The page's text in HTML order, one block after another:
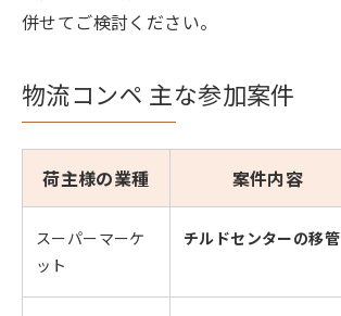
併せてご検討ください。
物流コンペ 主な参加案件
荷主様の業種 案件内容
スーパーマーケ
ット
チルドセンターの移管